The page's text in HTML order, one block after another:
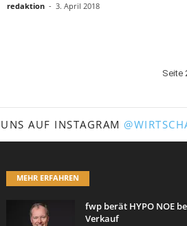
redaktion - 3. April 2018
Seite
AUF INSTAGRAM
MEHR ERFAHREN
fwp berät HYPO NOE
Verkauf